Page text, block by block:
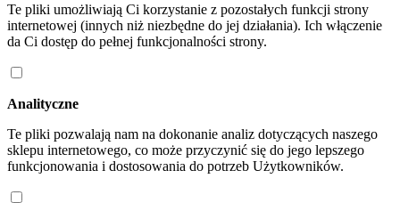
Te pliki umożliwiają Ci korzystanie z pozostałych funkcji strony
internetowej (innych niż niezbędne do jej działania). Ich włączenie
da Ci dostęp do pełnej funkcjonalności strony.
Analityczne
Te pliki pozwalają nam na dokonanie analiz dotyczących naszego
sklepu internetowego, co może przyczynić się do jego lepszego
funkcjonowania i dostosowania do potrzeb Użytkowników.